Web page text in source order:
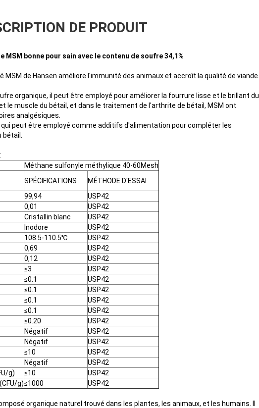
DE PRODUIT
bonne pour sain avec le contenu de soufre 34,1%
MSM de Hansen améliore l'immunité des animaux et accroît la qualité de viande.
organique, il peut être employé pour améliorer la fourrure lisse et le brillant du
le muscle du bétail, et dans le traitement de l'arthrite de bétail, MSM ont
analgésiques.
peut être employé comme additifs d'alimentation pour compléter les
Méthane sulfonyle méthylique 40-60Mesh
SPÉCIFICATIONS
MÉTHODE D'ESSAI
99,94
USP42
0,01
USP42
Cristallin blanc
USP42
Inodore
USP42
108.5-110.5℃
USP42
0,69
USP42
0,12
USP42
≤3
USP42
≤0.1
USP42
≤0.1
USP42
≤0.1
USP42
≤0.1
USP42
≤0.20
USP42
Négatif
USP42
Négatif
USP42
≤10
USP42
Négatif
USP42
g)
≤10
USP42
g)≤1000 USP42
organique naturel trouvé dans les plantes, les animaux, et les humains. Il